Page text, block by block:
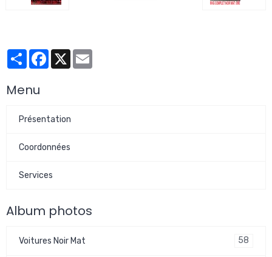
PartagerFacebook
X
Menu
Présentation
Coordonnées
Services
Album photos
Voitures Noir Mat 58